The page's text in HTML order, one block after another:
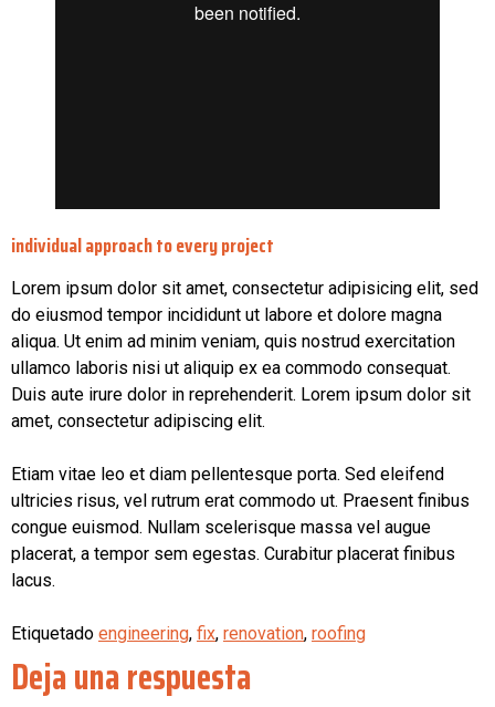
individual approach to every project
Lorem ipsum dolor sit amet, consectetur adipisicing elit, sed
do eiusmod tempor incididunt ut labore et dolore magna
aliqua. Ut enim ad minim veniam, quis nostrud exercitation
ullamco laboris nisi ut aliquip ex ea commodo consequat.
Duis aute irure dolor in reprehenderit. Lorem ipsum dolor sit
amet, consectetur adipiscing elit.
Etiam vitae leo et diam pellentesque porta. Sed eleifend
ultricies risus, vel rutrum erat commodo ut. Praesent finibus
congue euismod. Nullam scelerisque massa vel augue
placerat, a tempor sem egestas. Curabitur placerat finibus
lacus.
Etiquetado engineering, fix, renovation, roofing
Deja una respuesta